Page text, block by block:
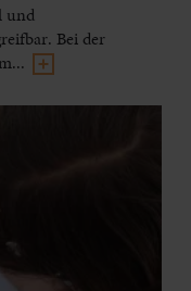
und
Bei der